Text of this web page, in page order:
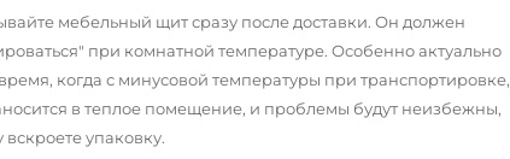
мебельный щит сразу после доставки. Он должен
при комнатной температуре. Особенно актуально
когда с минусовой температуры при транспортировке,
в теплое помещение, и проблемы будут неизбежны,
вскроете упаковку.